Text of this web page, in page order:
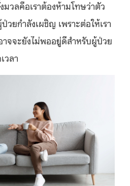
วลคือเราต้องห้ามโทษว่าตัว
วยกำลังเผชิญ เพราะต่อให้เรา
จจะยังไม่พออยู่ดีสำหรับผู้ป่วย
วลา